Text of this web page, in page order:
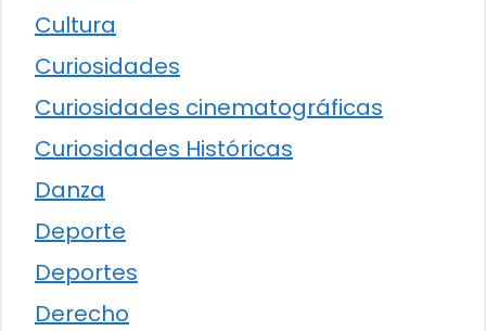
Cultura
Curiosidades
Curiosidades cinematográficas
Curiosidades Históricas
Danza
Deporte
Deportes
Derecho